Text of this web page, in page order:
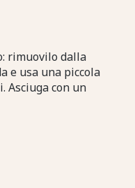
rimuovilo dalla
e usa una piccola
Asciuga con un